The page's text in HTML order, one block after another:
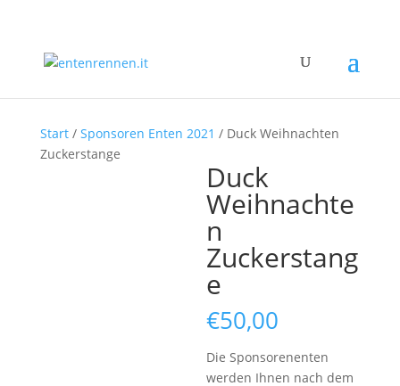
Start/ Sponsoren Enten 2021 / Duck Weihnachten
Zuckerstange
Duck
Weihnachte
n
Zuckerstang
e
€50,00
Die Sponsorenenten
werden Ihnen nach dem